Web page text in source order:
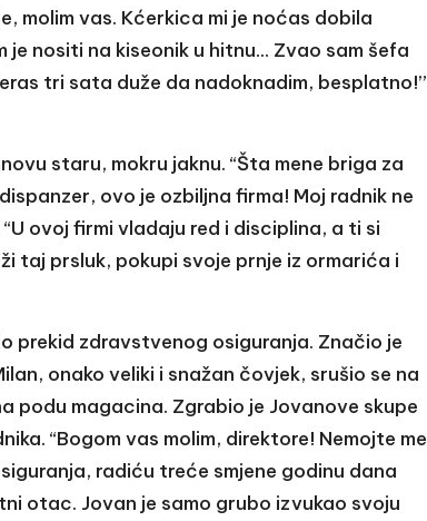
molim vas. Kćerkica mi je noćas dobila
nositi na kiseonik u hitnu… Zvao sam šefa
tri sata duže da nadoknadim, besplatno!”
staru, mokru jaknu. “Šta mene briga za
ovo je ozbiljna firma! Moj radnik ne
ovoj firmi vladaju red i disciplina, a ti si
taj prsluk, pokupi svoje prnje iz ormarića i
prekid zdravstvenog osiguranja. Značio je
onako veliki i snažan čovjek, srušio se na
podu magacina. Zgrabio je Jovanove skupe
“Bogom vas molim, direktore! Nemojte me
radiću treće smjene godinu dana
otac. Jovan je samo grubo izvukao svoju